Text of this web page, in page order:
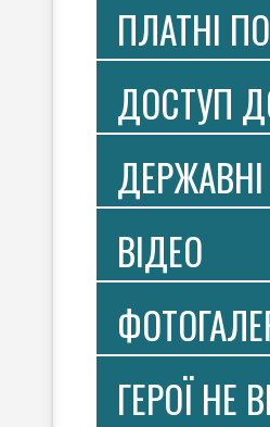
ПЛАТНI
ДОСТУП
ДЕРЖАВНІ
ВIДЕО
ГЕРОЇ НЕ